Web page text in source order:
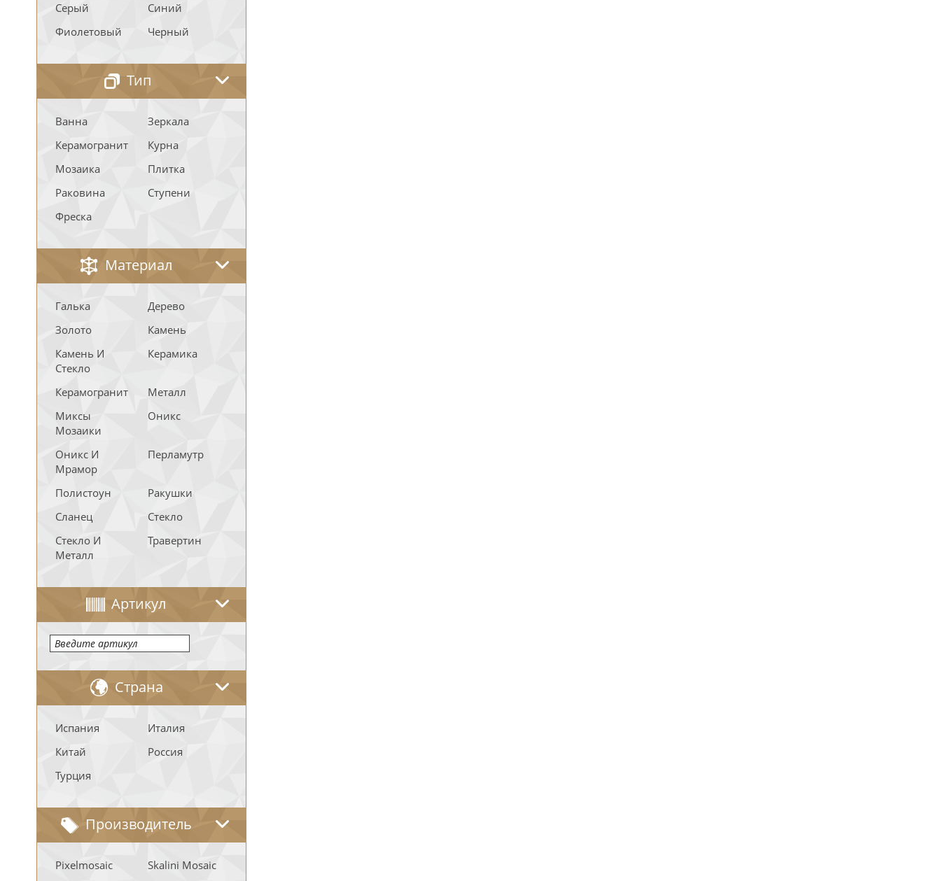
Серый
Синий
Фиолетовый
Черный
Тип
Ванна
Зеркала
Керамогранит
Курна
Мозаика
Плитка
Раковина
Ступени
Фреска
Материал
Галька
Дерево
Золото
Камень
Камень И
Стекло
Керамика
Керамогранит
Металл
Миксы
Мозаики
Оникс
Оникс И
Мрамор
Перламутр
Полистоун
Ракушки
Сланец
Стекло
Стекло И
Металл
Травертин
Артикул
Страна
Испания
Италия
Китай
Россия
Турция
Производитель
Pixelmosaic Skalini Mosaic